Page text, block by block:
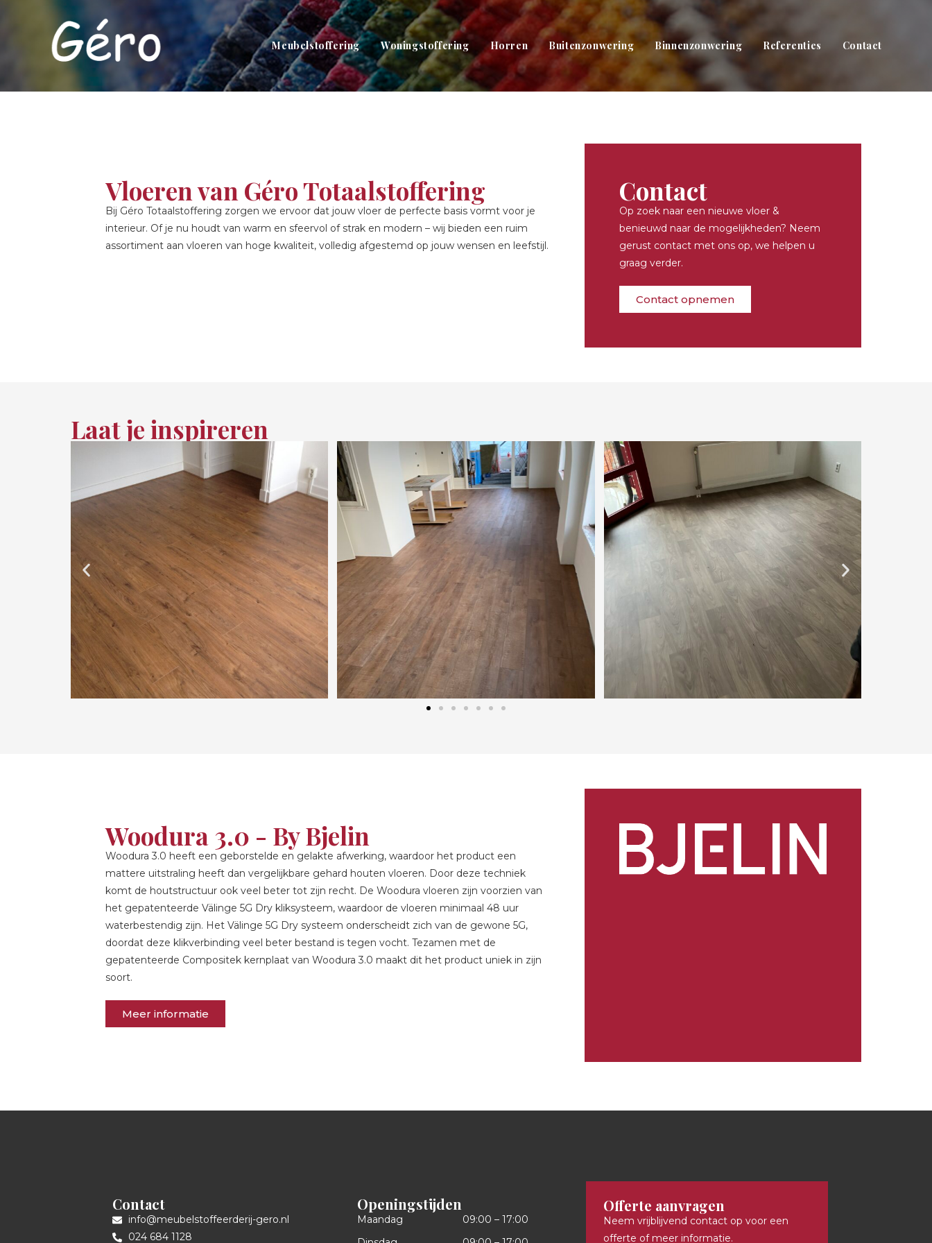
Meubelstoffering Woningstoffering Horren Buitenzonwering Binnenzonwering Referenties Contact
Vloeren van Géro Totaalstoffering
Bij Géro Totaalstoffering zorgen we ervoor dat jouw vloer de perfecte basis vormt voor je
interieur. Of je nu houdt van warm en sfeervol of strak en modern – wij bieden een ruim
assortiment aan vloeren van hoge kwaliteit, volledig afgestemd op jouw wensen en leefstijl.
Contact
Op zoek naar een nieuwe vloer &
benieuwd naar de mogelijkheden? Neem
gerust contact met ons op, we helpen u
graag verder.
Contact opnemen
Laat je inspireren
Woodura 3.0 - By Bjelin
Woodura 3.0 heeft een geborstelde en gelakte afwerking, waardoor het product een
mattere uitstraling heeft dan vergelijkbare gehard houten vloeren. Door deze techniek
komt de houtstructuur ook veel beter tot zijn recht. De Woodura vloeren zijn voorzien van
het gepatenteerde Välinge 5G Dry kliksysteem, waardoor de vloeren minimaal 48 uur
waterbestendig zijn. Het Välinge 5G Dry systeem onderscheidt zich van de gewone 5G,
doordat deze klikverbinding veel beter bestand is tegen vocht. Tezamen met de
gepatenteerde Compositek kernplaat van Woodura 3.0 maakt dit het product uniek in zijn
soort.
Meer informatie
Contact
info@meubelstoffeerderij-gero.nl
024 684 1128
Openingstijden
Maandag
09:00 – 17:00
Offerte aanvragen
Neem vrijblijvend contact op voor een
offerte of meer informatie.